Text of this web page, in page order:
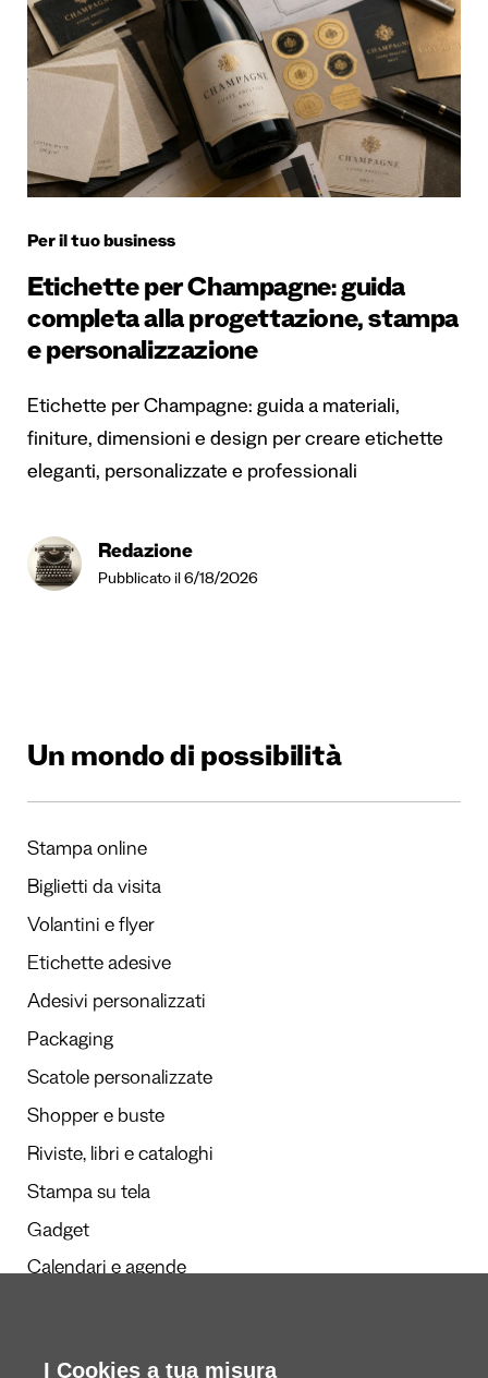
Per il tuo business
Etichette per Champagne: guida
completa alla progettazione, stampa
e personalizzazione
Etichette per Champagne: guida a materiali,
finiture, dimensioni e design per creare etichette
eleganti, personalizzate e professionali
Redazione
Pubblicato il 6/18/2026
Un mondo di possibilità
Stampa online
Biglietti da visita
Volantini e flyer
Etichette adesive
Adesivi personalizzati
Packaging
Scatole personalizzate
Shopper e buste
Riviste, libri e cataloghi
Stampa su tela
Gadget
Calendari e agende
Redazione
I Cookies a tua misura